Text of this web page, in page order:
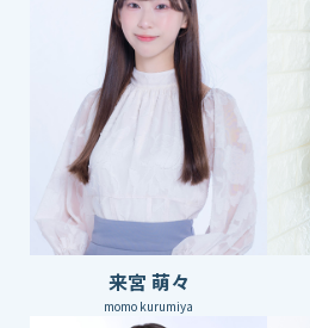
来宮 萌々
momo kurumiya